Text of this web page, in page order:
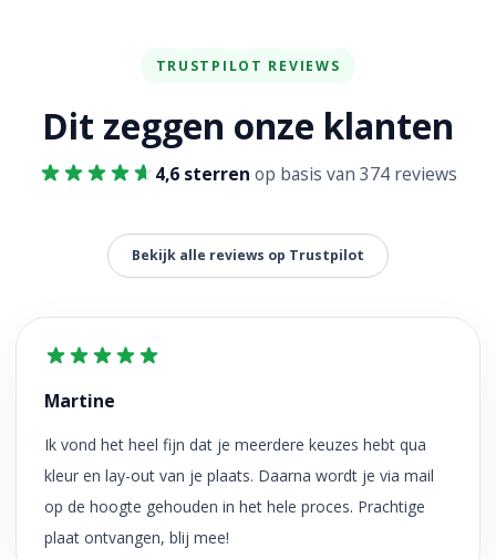
TRUSTPILOT REVIEWS
Dit zeggen onze klanten
4,6 sterren op basis van 374 reviews
Bekijk alle reviews op Trustpilot
Martine
Ik vond het heel fijn dat je meerdere keuzes hebt qua
kleur en lay-out van je plaats. Daarna wordt je via mail
op de hoogte gehouden in het hele proces. Prachtige
plaat ontvangen, blij mee!